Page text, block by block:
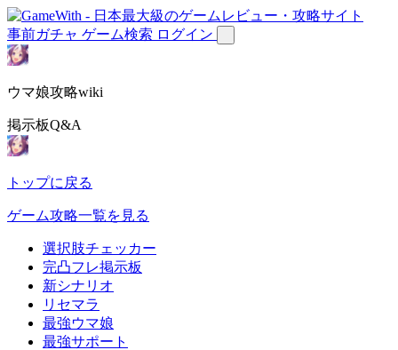
事前ガチャ ゲーム検索 ログイン
ウマ娘攻略wiki
掲示板Q&A
トップに戻る
ゲーム攻略一覧を見る
選択肢チェッカー
完凸フレ掲示板
新シナリオ
リセマラ
最強ウマ娘
最強サポート